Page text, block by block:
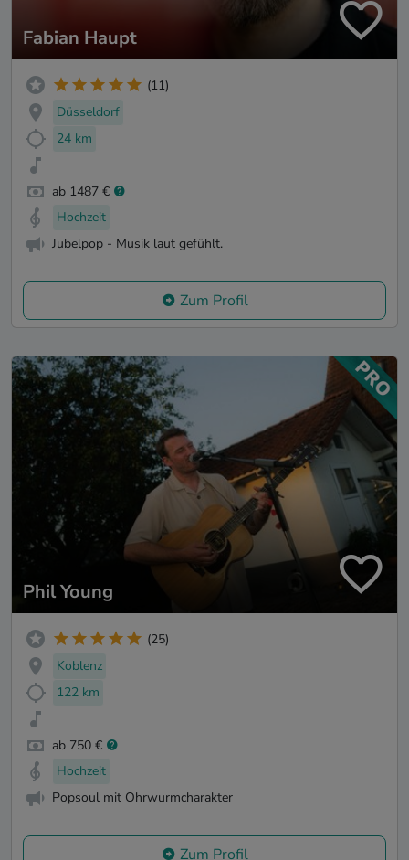
Fabian Haupt
(11)
Düsseldorf
24 km
ab 1487 €
Hochzeit
Jubelpop - Musik laut gefühlt.
Zum Profil
Phil Young
(25)
Koblenz
122 km
ab 750 €
Hochzeit
Popsoul mit Ohrwurmcharakter
Zum Profil